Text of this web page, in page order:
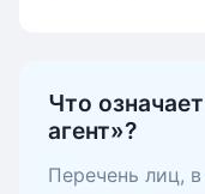
Что
агент»?
Перечень лиц,